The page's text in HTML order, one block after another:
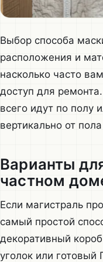
Выбор способа
расположения и
насколько часто
доступ для
всего идут по полу
вертикально от
Варианты
частном
Если магистраль
самый простой
декоративный
уголок или